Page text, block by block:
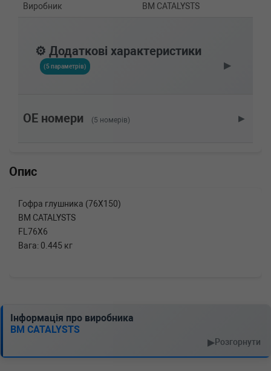
Виробник BM CATALYSTS
⚙️ Додаткові характеристики
(5 параметрів) ▶
OE номери (5 номерів) ▶
Опис
Гофра глушника (76X150)
BM CATALYSTS
FL76X6
Вага: 0.445 кг
Інформація про виробника
BM CATALYSTS
▶Розгорнути